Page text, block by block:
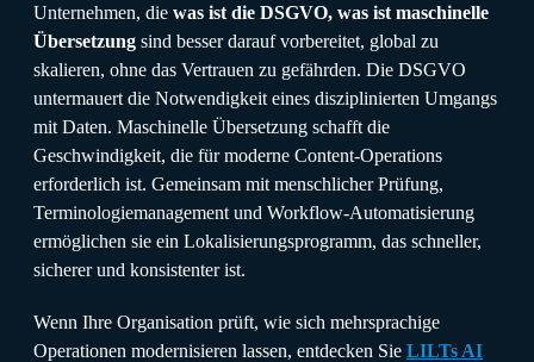
Unternehmen, die was ist die DSGVO, was ist maschinelle
Übersetzung sind besser darauf vorbereitet, global zu
skalieren, ohne das Vertrauen zu gefährden. Die DSGVO
untermauert die Notwendigkeit eines disziplinierten Umgangs
mit Daten. Maschinelle Übersetzung schafft die
Geschwindigkeit, die für moderne Content-Operations
erforderlich ist. Gemeinsam mit menschlicher Prüfung,
Terminologiemanagement und Workflow-Automatisierung
ermöglichen sie ein Lokalisierungsprogramm, das schneller,
sicherer und konsistenter ist.
Wenn Ihre Organisation prüft, wie sich mehrsprachige
Operationen modernisieren lassen, entdecken Sie LILTs AI